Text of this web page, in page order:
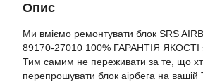
Опис
Ми вміємо ремонтувати блок SRS
89170-27010 100% ГАРАНТІЯ ЯКОСТІ
Тим самим не переживати за те, що
перепрошувати блок аірбега на